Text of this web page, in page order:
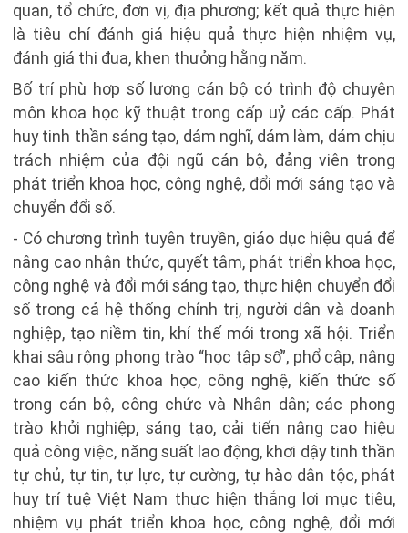
quan, tổ chức, đơn vị, địa phương; kết quả thực hiện
là tiêu chí đánh giá hiệu quả thực hiện nhiệm vụ,
đánh giá thi đua, khen thưởng hằng năm.
Bố trí phù hợp số lượng cán bộ có trình độ chuyên
môn khoa học kỹ thuật trong cấp uỷ các cấp. Phát
huy tinh thần sáng tạo, dám nghĩ, dám làm, dám chịu
trách nhiệm của đội ngũ cán bộ, đảng viên trong
phát triển khoa học, công nghệ, đổi mới sáng tạo và
chuyển đổi số.
- Có chương trình tuyên truyền, giáo dục hiệu quả để
nâng cao nhận thức, quyết tâm, phát triển khoa học,
công nghệ và đổi mới sáng tạo, thực hiện chuyển đổi
số trong cả hệ thống chính trị, người dân và doanh
nghiệp, tạo niềm tin, khí thế mới trong xã hội. Triển
khai sâu rộng phong trào “học tập số”, phổ cập, nâng
cao kiến thức khoa học, công nghệ, kiến thức số
trong cán bộ, công chức và Nhân dân; các phong
trào khởi nghiệp, sáng tạo, cải tiến nâng cao hiệu
quả công việc, năng suất lao động, khơi dậy tinh thần
tự chủ, tự tin, tự lực, tự cường, tự hào dân tộc, phát
huy trí tuệ Việt Nam thực hiện thắng lợi mục tiêu,
nhiệm vụ phát triển khoa học, công nghệ, đổi mới